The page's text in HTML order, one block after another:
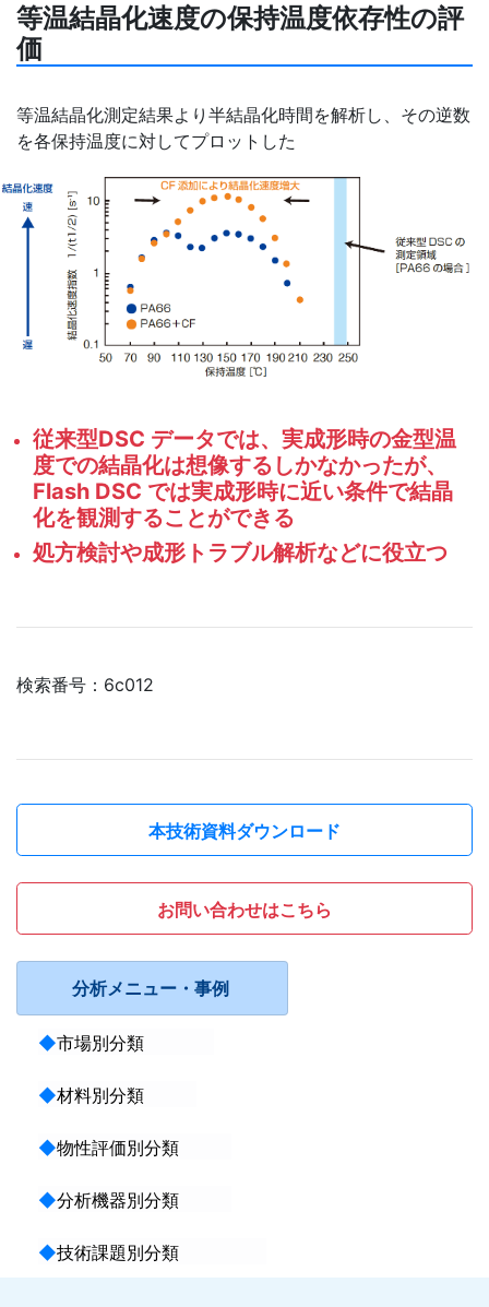
等温結晶化速度の保持温度依存性の評
価
等温結晶化測定結果より半結晶化時間を解析し、その逆数
を各保持温度に対してプロットした
従来型DSC データでは、実成形時の金型温
度での結晶化は想像するしかなかったが、
Flash DSC では実成形時に近い条件で結晶
化を観測することができる
処方検討や成形トラブル解析などに役立つ
検索番号：6c012
本技術資料ダウンロード
お問い合わせはこちら
分析メニュー・事例
◆市場別分類
◆材料別分類
◆物性評価別分類
◆分析機器別分類
◆技術課題別分類